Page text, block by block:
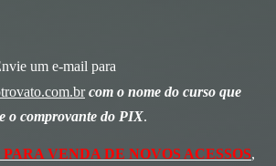
um e-mail para
com o nome do curso que
o comprovante do PIX.
VENDA DE NOVOS ACESSOS,